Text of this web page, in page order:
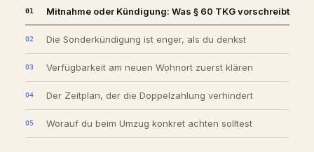
Mitnahme oder Kündigung: Was § 60 TKG vorschreibt
Die Sonderkündigung ist enger, als du denkst
Verfügbarkeit am neuen Wohnort zuerst klären
Der Zeitplan, der die Doppelzahlung verhindert
Worauf du beim Umzug konkret achten solltest